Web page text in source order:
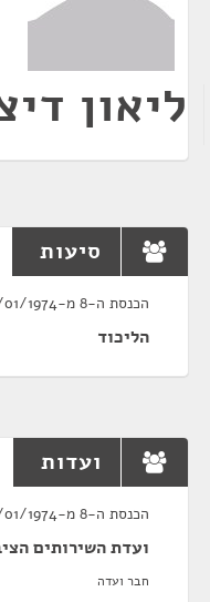
ליאון
סיעות
הכנסת ה-8 מ-21/01/1974 עד 13/06/1977
הליכוד
ועדות
הכנסת ה-8 מ-30/01/1974 עד 13/06/1977
ועדת השירותים
חבר ועדה